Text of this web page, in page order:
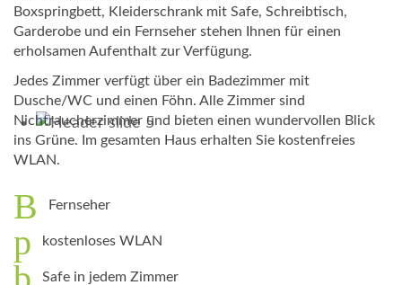
Boxspringbett, Kleiderschrank mit Safe, Schreibtisch,
Garderobe und ein Fernseher stehen Ihnen für einen
erholsamen Aufenthalt zur Verfügung.
Jedes Zimmer verfügt über ein Badezimmer mit
Dusche/WC und einen Föhn. Alle Zimmer sind
Nichtraucherzimmer und bieten einen wundervollen Blick
ins Grüne. Im gesamten Haus erhalten Sie kostenfreies
WLAN.
Fernseher
kostenloses WLAN
Safe in jedem Zimmer